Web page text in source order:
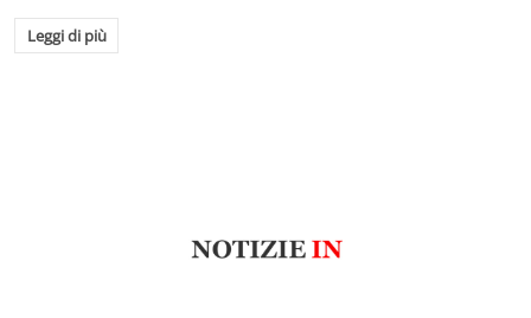
Leggi di più